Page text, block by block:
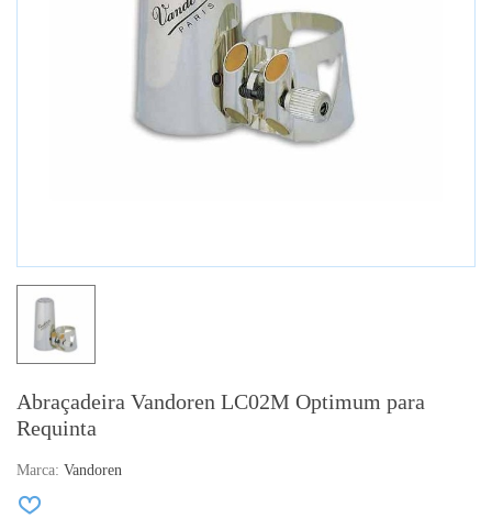
Abraçadeira Vandoren LC02M Optimum para
Requinta
Marca: Vandoren